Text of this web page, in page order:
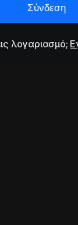
Σύνδεση
λογαριασμό;